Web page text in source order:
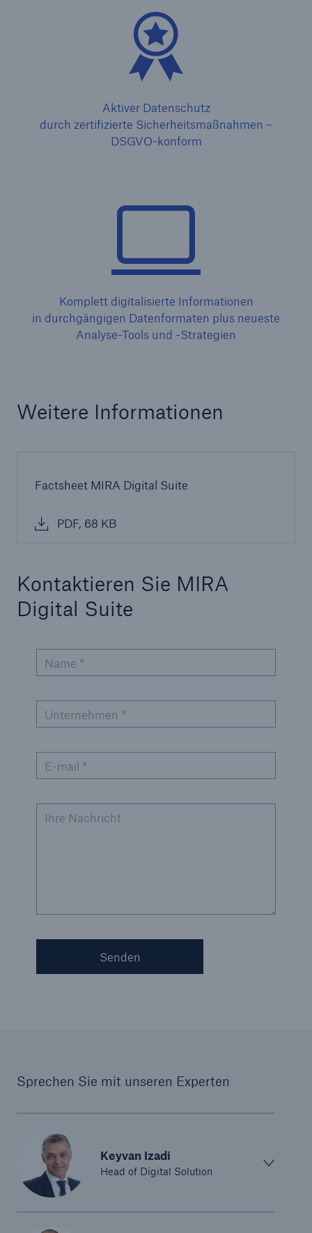
Aktiver Datenschutz
durch zertifizierte Sicherheitsmaßnahmen –
DSGVO-konform
Komplett digitalisierte Informationen
in durchgängigen Datenformaten plus neueste
Analyse-Tools und -Strategien
Weitere Informationen
Factsheet MIRA Digital Suite
PDF, 68 KB
Kontaktieren Sie MIRA
Digital Suite
Name *
Unternehmen *
E-mail *
Ihre Nachricht
Senden
Sprechen Sie mit unseren Experten
Keyvan Izadi
Head of Digital Solution